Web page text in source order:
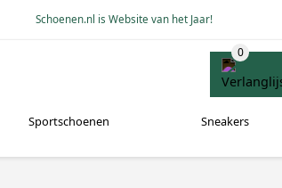
Schoenen.nl is Website van het Jaar!
Sportschoenen Sneakers